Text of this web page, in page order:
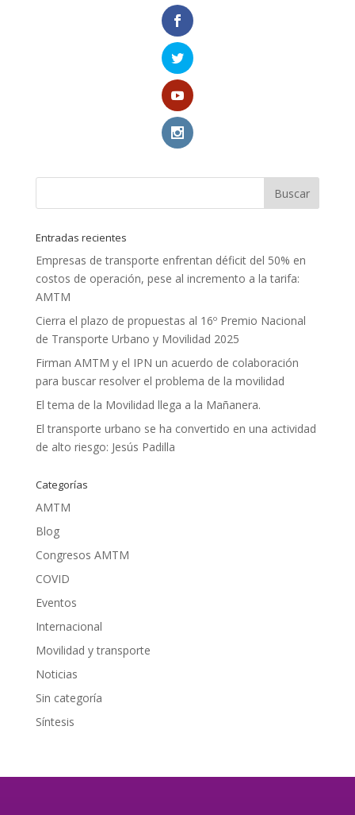
Entradas recientes
Empresas de transporte enfrentan déficit del 50% en
costos de operación, pese al incremento a la tarifa:
AMTM
Cierra el plazo de propuestas al 16º Premio Nacional
de Transporte Urbano y Movilidad 2025
Firman AMTM y el IPN un acuerdo de colaboración
para buscar resolver el problema de la movilidad
El tema de la Movilidad llega a la Mañanera.
El transporte urbano se ha convertido en una actividad
de alto riesgo: Jesús Padilla
Categorías
AMTM
Blog
Congresos AMTM
COVID
Eventos
Internacional
Movilidad y transporte
Noticias
Sin categoría
Síntesis